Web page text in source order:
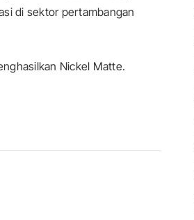
di sektor pertambangan
Nickel Matte.